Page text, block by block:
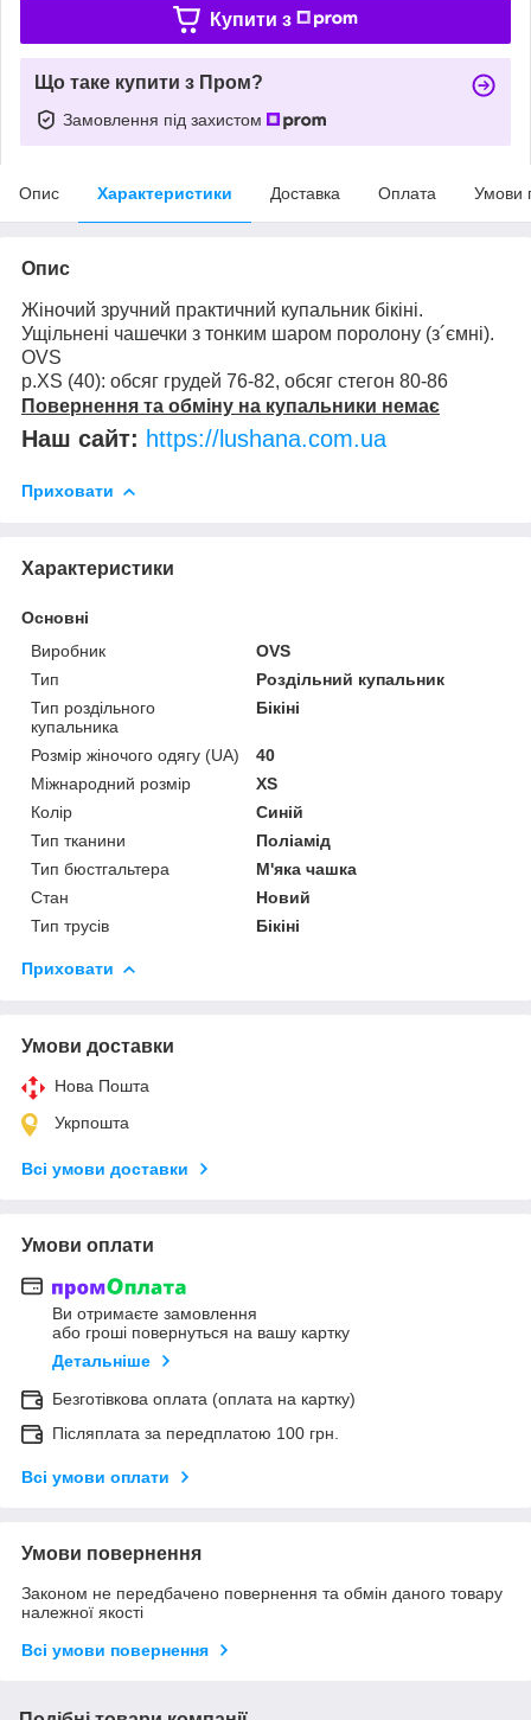
Купити з
Що таке купити з Пром?
Замовлення під захистом
Опис Характеристики Доставка Оплата Умови
Опис
Жіночий зручний практичний купальник бікіні.
Ущільнені чашечки з тонким шаром поролону (з´ємні).
OVS
р.XS (40): обсяг грудей 76-82, обсяг стегон 80-86
Повернення та обміну на купальники немає
Наш сайт: https://lushana.com.ua
Приховати
Характеристики
Основні
Виробник
OVS
Тип
Роздільний купальник
Тип роздільного
купальника
Бікіні
Розмір жіночого одягу (UA)
40
Міжнародний розмір
XS
Колір
Синій
Тип тканини
Поліамід
Тип бюстгальтера
М'яка чашка
Стан
Новий
Тип трусів
Бікіні
Приховати
Умови доставки
Нова Пошта
Укрпошта
Всі умови доставки
Умови оплати
Ви отримаєте замовлення
або гроші повернуться на вашу картку
Детальніше
Безготівкова оплата (оплата на картку)
Післяплата за передплатою 100 грн.
Всі умови оплати
Умови повернення
Законом не передбачено повернення та обмін даного товару
належної якості
Всі умови повернення